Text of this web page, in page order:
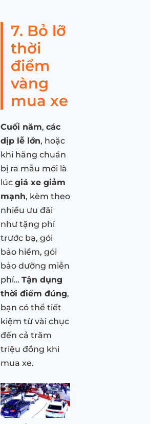
7. Bỏ lỡ
thời
điểm
vàng
mua xe
Cuối năm, các
dịp lễ lớn, hoặc
khi hãng chuẩn
bị ra mẫu mới là
lúc giá xe giảm
mạnh, kèm theo
nhiều ưu đãi
như tặng phí
trước bạ, gói
bảo hiểm, gói
bảo dưỡng miễn
phí… Tận dụng
thời điểm đúng,
bạn có thể tiết
kiệm từ vài chục
đến cả trăm
triệu đồng khi
mua xe.